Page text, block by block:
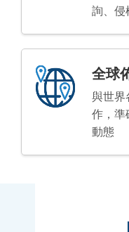
詢、侵
全球
與世界
作，準
動態